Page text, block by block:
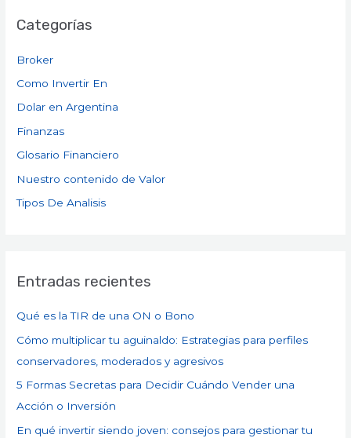
Categorías
Broker
Como Invertir En
Dolar en Argentina
Finanzas
Glosario Financiero
Nuestro contenido de Valor
Tipos De Analisis
Entradas recientes
Qué es la TIR de una ON o Bono
Cómo multiplicar tu aguinaldo: Estrategias para perfiles
conservadores, moderados y agresivos
5 Formas Secretas para Decidir Cuándo Vender una
Acción o Inversión
En qué invertir siendo joven: consejos para gestionar tu